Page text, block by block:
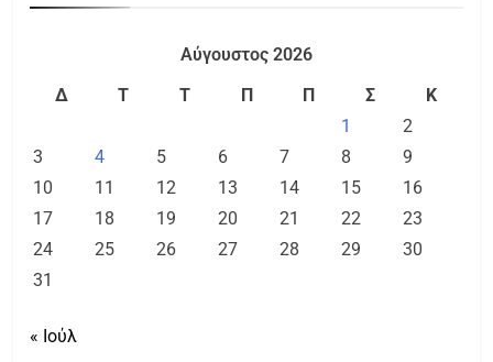
Αύγουστος 2026
Δ
Τ Τ Π Π Σ
Κ
1
2
3
4 5 6 7 8
9
10
11 12 13 14 15
16
17
18 19 20 21 22
23
24
25 26 27 28 29
30
31
« Ιούλ